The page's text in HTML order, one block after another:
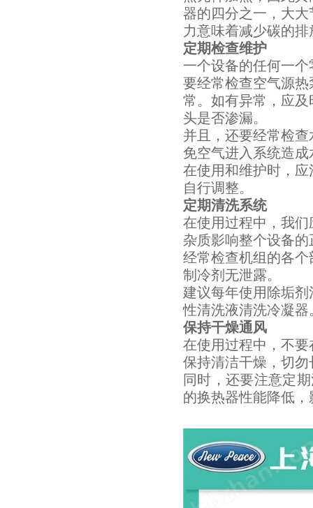
器的四分之一，大
力意味着减少碳的排
定期检查维护
一个设备的任何一
要经常检查空气源
常。如有异常，应
头是否渗漏。
并且，还要经常检
免空气进入系统造
在使用和维护时，
自行调整。
定期清洗系统
在使用过程中，我
杂质影响整个设备
经常检查机组的各
制冷剂无泄露。
建议每年使用除垢
性清洗液清洗冷凝器
保持干燥通风
在使用过程中，不
保持清洁干燥，切
同时，还要注意定
的换热器性能降低